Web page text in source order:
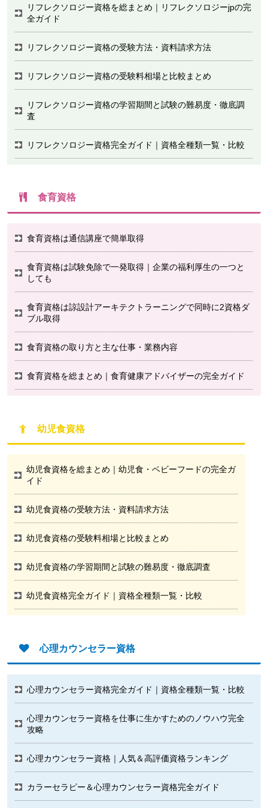
リフレクソロジー資格を総まとめ｜リフレクソロジーjpの完
全ガイド
リフレクソロジー資格の受験方法・資料請求方法
リフレクソロジー資格の受験料相場と比較まとめ
リフレクソロジー資格の学習期間と試験の難易度・徹底調
査
リフレクソロジー資格完全ガイド｜資格全種類一覧・比較
食育資格
食育資格は通信講座で簡単取得
食育資格は試験免除で一発取得｜企業の福利厚生の一つと
しても
食育資格は諒設計アーキテクトラーニングで同時に2資格ダ
ブル取得
食育資格の取り方と主な仕事・業務内容
食育資格を総まとめ｜食育健康アドバイザーの完全ガイド
幼児食資格
幼児食資格を総まとめ｜幼児食・ベビーフードの完全ガ
イド
幼児食資格の受験方法・資料請求方法
幼児食資格の受験料相場と比較まとめ
幼児食資格の学習期間と試験の難易度・徹底調査
幼児食資格完全ガイド｜資格全種類一覧・比較
心理カウンセラー資格
心理カウンセラー資格完全ガイド｜資格全種類一覧・比較
心理カウンセラー資格を仕事に生かすためのノウハウ完全
攻略
心理カウンセラー資格｜人気＆高評価資格ランキング
カラーセラピー＆心理カウンセラー資格完全ガイド